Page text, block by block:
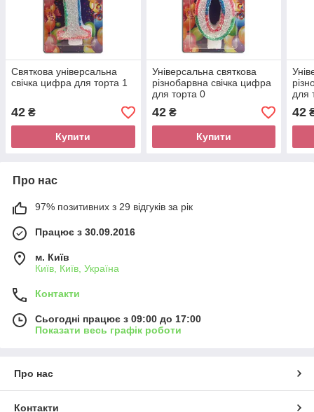
Святкова універсальна
свічка цифра для торта 1
42 ₴
Купити
Універсальна святкова
різнобарвна свічка цифра
для торта 0
42₴
Купити
для
42
Про нас
97% позитивних з 29 відгуків за рік
Працює з 30.09.2016
м. Київ
Київ, Київ, Україна
Контакти
Сьогодні працює з 09:00 до 17:00
Показати весь графік роботи
Про нас
Контакти